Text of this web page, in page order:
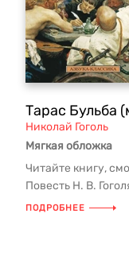
Тарас Бульба
Николай Гоголь
Мягкая обложка
Читайте книгу,
Повесть Н. В.
уже современники
ПОДРОБНЕЕ